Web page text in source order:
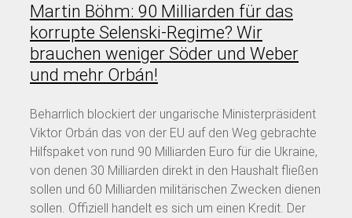
Martin Böhm: 90 Milliarden für das
korrupte Selenski-Regime? Wir
brauchen weniger Söder und Weber
und mehr Orbán!
Beharrlich blockiert der ungarische Ministerpräsident
Viktor Orbán das von der EU auf den Weg gebrachte
Hilfspaket von rund 90 Milliarden Euro für die Ukraine,
von denen 30 Milliarden direkt in den Haushalt fließen
sollen und 60 Milliarden militärischen Zwecken dienen
sollen. Offiziell handelt es sich um einen Kredit. Der